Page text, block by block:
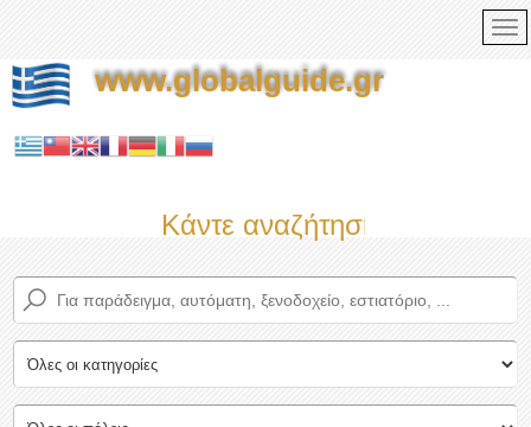
www.globalguide.gr
Κάντε αναζήτηση τώρα στον